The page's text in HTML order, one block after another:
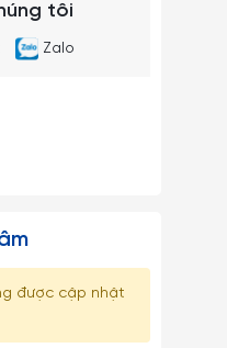
tôi
Zalo
được cập nhật